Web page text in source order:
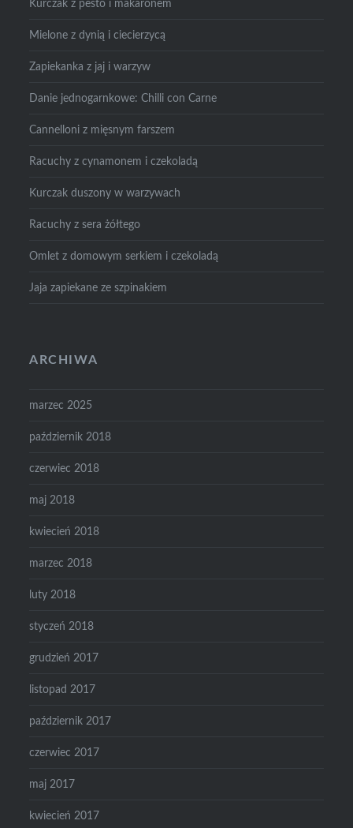
Kurczak z pesto i makaronem
Mielone z dynią i ciecierzycą
Zapiekanka z jaj i warzyw
Danie jednogarnkowe: Chilli con Carne
Cannelloni z mięsnym farszem
Racuchy z cynamonem i czekoladą
Kurczak duszony w warzywach
Racuchy z sera żółtego
Omlet z domowym serkiem i czekoladą
Jaja zapiekane ze szpinakiem
ARCHIWA
marzec 2025
październik 2018
czerwiec 2018
maj 2018
kwiecień 2018
marzec 2018
luty 2018
styczeń 2018
grudzień 2017
listopad 2017
październik 2017
czerwiec 2017
maj 2017
kwiecień 2017